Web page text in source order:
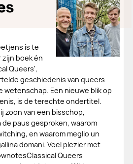
is te
boek én
Queers',
geschiedenis van queers
wetenschap. Een nieuwe blik op
is de terechte ondertitel.
zoon van een bisschop,
de paus gesproken, waarom
en waarom meglio un
domani. Veel plezier met
Queers